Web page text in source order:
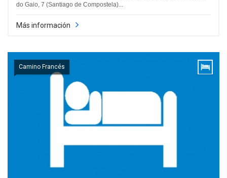
do Gaio, 7 (Santiago de Compostela)...
Más información
Camino Francés